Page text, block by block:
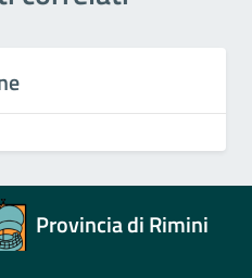
Provincia di Rimini